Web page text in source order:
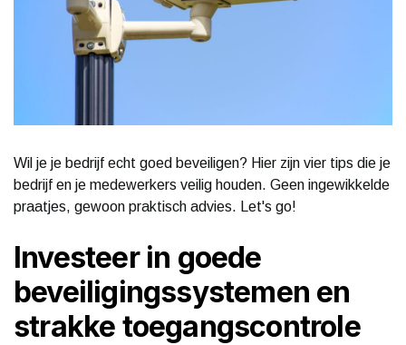
Wil je je bedrijf echt goed beveiligen? Hier zijn vier tips die je
bedrijf en je medewerkers veilig houden. Geen ingewikkelde
praatjes, gewoon praktisch advies. Let's go!
Investeer in goede
beveiligingssystemen en
strakke toegangscontrole